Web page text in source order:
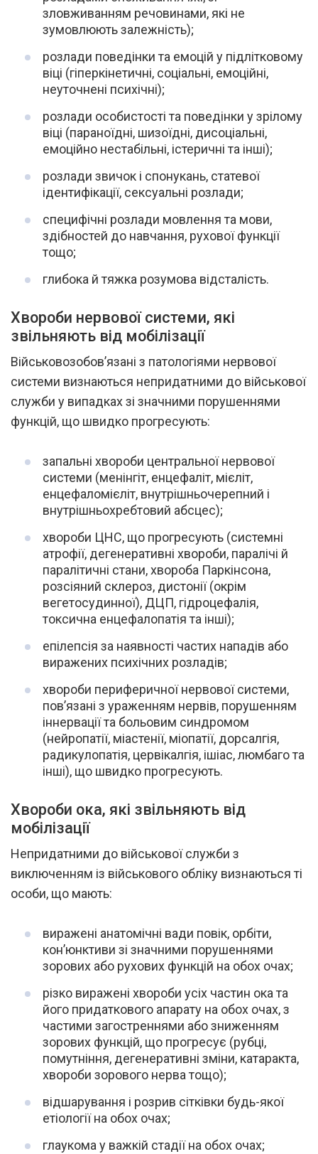
зловживанням речовинами, які не
зумовлюють залежність);
розлади поведінки та емоцій у підлітковому
віці (гіперкінетичні, соціальні, емоційні,
неуточнені психічні);
розлади особистості та поведінки у зрілому
віці (параноїдні, шизоїдні, дисоціальні,
емоційно нестабільні, істеричні та інші);
розлади звичок і спонукань, статевої
ідентифікації, сексуальні розлади;
специфічні розлади мовлення та мови,
здібностей до навчання, рухової функції
тощо;
глибока й тяжка розумова відсталість.
Хвороби нервової системи, які
звільняють від мобілізації
Військовозобов’язані з патологіями нервової
системи визнаються непридатними до військової
служби у випадках зі значними порушеннями
функцій, що швидко прогресують:
запальні хвороби центральної нервової
системи (менінгіт, енцефаліт, мієліт,
енцефаломієліт, внутрішньочерепний і
внутрішньохребтовий абсцес);
хвороби ЦНС, що прогресують (системні
атрофії, дегенеративні хвороби, паралічі й
паралітичні стани, хвороба Паркінсона,
розсіяний склероз, дистонії (окрім
вегетосудинної), ДЦП, гідроцефалія,
токсична енцефалопатія та інші);
епілепсія за наявності частих нападів або
виражених психічних розладів;
хвороби периферичної нервової системи,
пов’язані з ураженням нервів, порушенням
іннервації та больовим синдромом
(нейропатії, міастенії, міопатії, дорсалгія,
радикулопатія, цервікалгія, ішіас, люмбаго та
інші), що швидко прогресують.
Хвороби ока, які звільняють від
мобілізації
Непридатними до військової служби з
виключенням із військового обліку визнаються ті
особи, що мають:
виражені анатомічні вади повік, орбіти,
кон’юнктиви зі значними порушеннями
зорових або рухових функцій на обох очах;
різко виражені хвороби усіх частин ока та
його придаткового апарату на обох очах, з
частими загостреннями або зниженням
зорових функцій, що прогресує (рубці,
помутніння, дегенеративні зміни, катаракта,
хвороби зорового нерва тощо);
відшарування і розрив сітківки будь-якої
етіології на обох очах;
глаукома у важкій стадії на обох очах;